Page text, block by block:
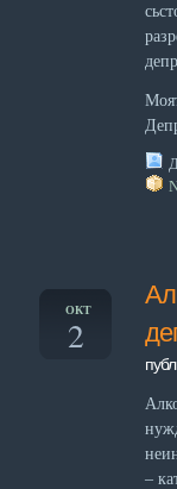
ОКТ
2
–